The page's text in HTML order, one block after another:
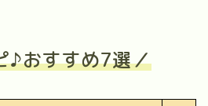
♪おすすめ7選／